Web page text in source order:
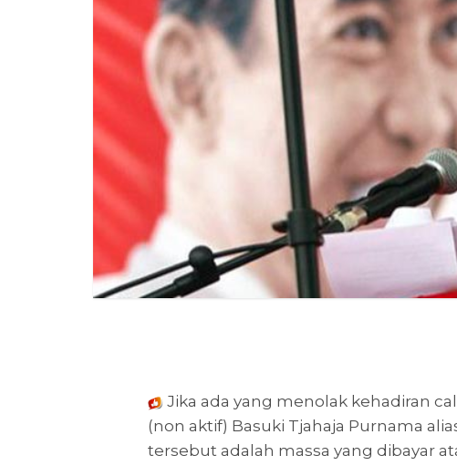
Jika ada yang menolak kehadiran
(non aktif) Basuki Tjahaja Purnama
tersebut adalah massa yang dibayar